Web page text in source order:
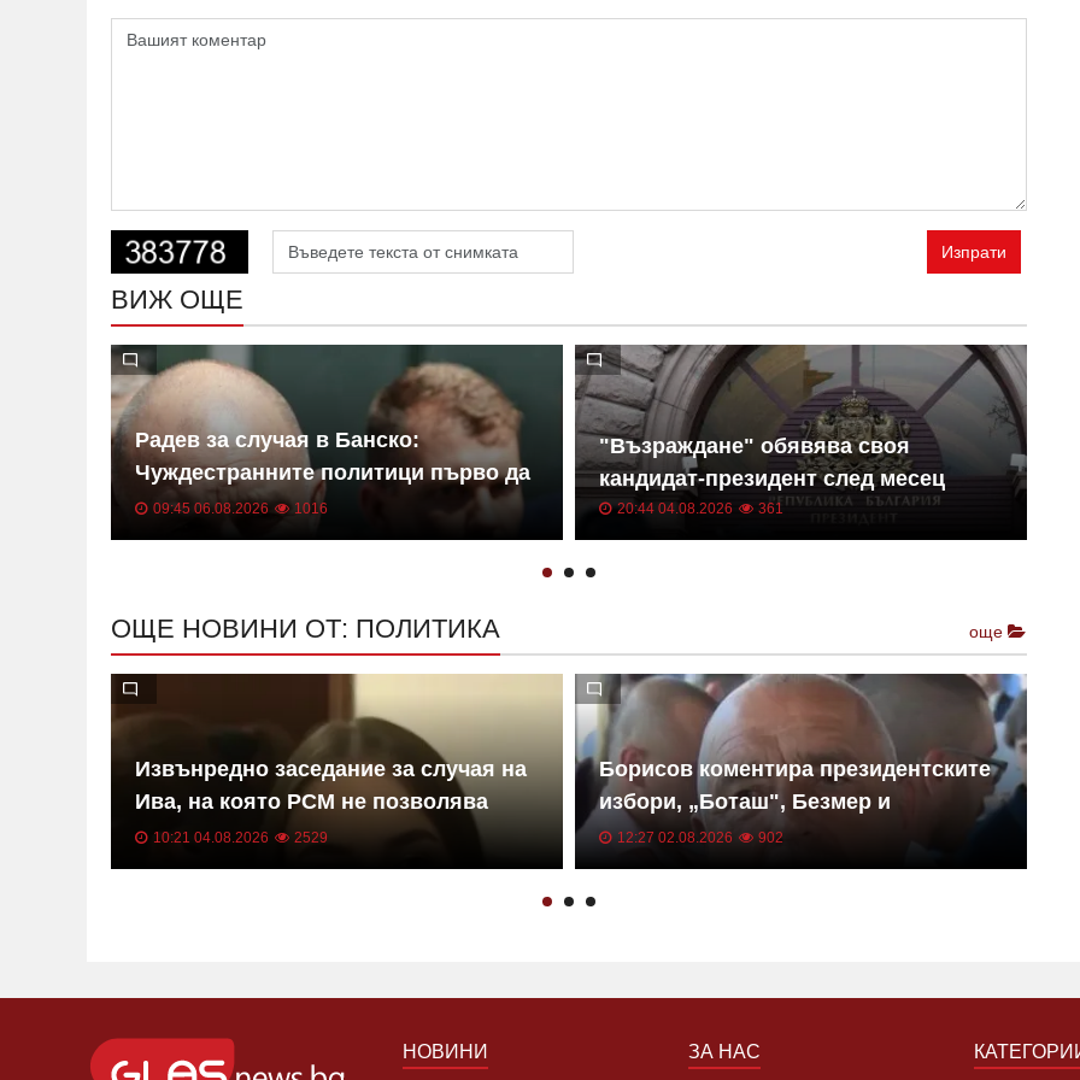
Изпрати
ВИЖ ОЩЕ
Радев за случая в Банско:
Чуждестранните политици първо да
се запознаят с фактите
09:45 06.08.2026 1016
"Възраждане" обявява своя
кандидат-президент след месец
20:44 04.08.2026 361
ОЩЕ НОВИНИ ОТ: ПОЛИТИКА още
Извънредно заседание за случая на
Ива, на която РСМ не позволява
лечение в България
10:21 04.08.2026 2529
Борисов коментира президентските
избори, „Боташ", Безмер и
„Райнметал"
12:27 02.08.2026 902
НОВИНИ ЗА НАС